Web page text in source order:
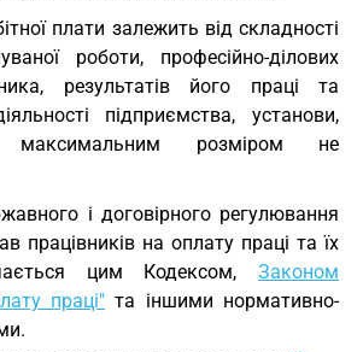
плати залежить від складності
роботи, професійно-ділових
результатів його праці та
підприємства, установи,
максимальним розміром не
і договірного регулювання
працівників на оплату праці та їх
цим Кодексом, Законом
праці" та іншими нормативно-